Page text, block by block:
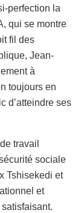
perfection la
qui se montre
fil des
Jean-
à
toujours en
d’atteindre ses
travail
sociale
Tshisekedi et
et